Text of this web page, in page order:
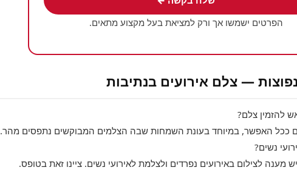
הפרטים ישמשו אך ורק למציאת בעל מקצוע מתאים.
— צלם אירועים בנתיבות
להזמין צלם?
ככל האפשר, במיוחד בעונת השמחות שבה הצלמים המבוקשים נתפסים מהר.
נשים?
מענה לצילום באירועים נפרדים ולצלמת לאירועי נשים. ציינו זאת בטופס.